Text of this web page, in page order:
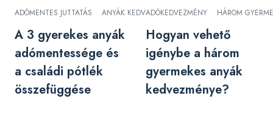
ADÓMENTES JUTTATÁS ANYÁK KEDVEZMÉNYE SZJA
A 3 gyerekes anyák
adómentessége és
a családi pótlék
összefüggése
ADÓKEDVEZMÉNY HÁROM
Hogyan vehető
igénybe a három
gyermekes anyák
kedvezménye?